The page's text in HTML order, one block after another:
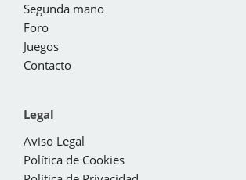
Segunda mano
Foro
Juegos
Contacto
Legal
Aviso Legal
Política de Cookies